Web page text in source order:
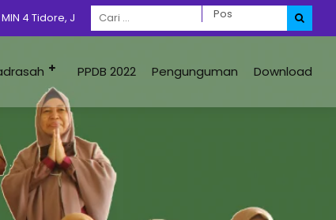
Jangan Lupa Dengan Prokes 5M + 1D
PPDB 2022 Pengunguman Download